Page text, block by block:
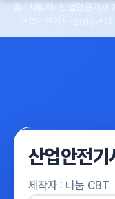
홈 시험지
산업안전기사
산업안전
제작자 : 나눔 CBT